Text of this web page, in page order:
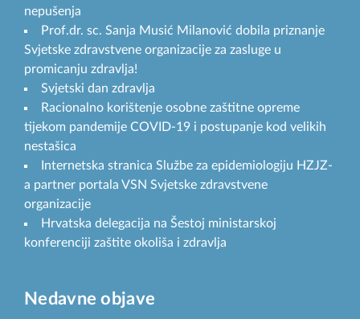
nepušenja
Prof.dr. sc. Sanja Musić Milanović dobila priznanje
Svjetske zdravstvene organizacije za zasluge u
promicanju zdravlja!
Svjetski dan zdravlja
Racionalno korištenje osobne zaštitne opreme
tijekom pandemije COVID-19 i postupanje kod velikih
nestašica
Internetska stranica Službe za epidemiologiju HZJZ-
a partner portala VSN Svjetske zdravstvene
organizacije
Hrvatska delegacija na Šestoj ministarskoj
konferenciji zaštite okoliša i zdravlja
Nedavne objave